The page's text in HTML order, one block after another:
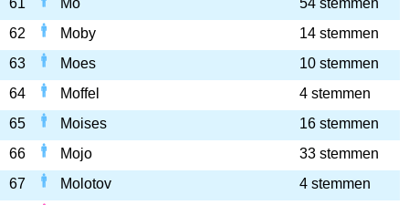
61 Mo
54 stemmen
62
Moby
14 stemmen
63
Moes
10 stemmen
64
Moffel
4 stemmen
65
Moises
16 stemmen
66
Mojo
33 stemmen
67
Molotov
4 stemmen